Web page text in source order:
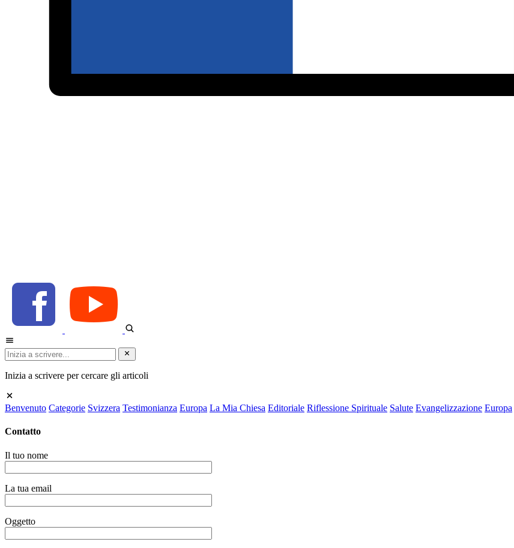
Inizia a scrivere per cercare gli articoli
Benvenuto Categorie Svizzera Testimonianza Europa La Mia Chiesa Editoriale Riflessione Spirituale Salute Evangelizzazione Europa
Contatto
Il tuo nome
La tua email
Oggetto